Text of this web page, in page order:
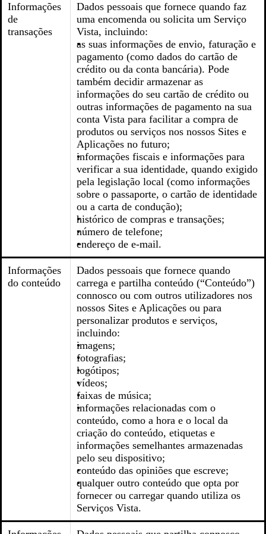
Informações
de
transações
Dados pessoais que fornece quando faz
uma encomenda ou solicita um Serviço
Vista, incluindo:
as suas informações de envio, faturação e
pagamento (como dados do cartão de
crédito ou da conta bancária). Pode
também decidir armazenar as
informações do seu cartão de crédito ou
outras informações de pagamento na sua
conta Vista para facilitar a compra de
produtos ou serviços nos nossos Sites e
Aplicações no futuro;
informações fiscais e informações para
verificar a sua identidade, quando exigido
pela legislação local (como informações
sobre o passaporte, o cartão de identidade
ou a carta de condução);
histórico de compras e transações;
número de telefone;
endereço de e-mail.
Informações
do conteúdo
Dados pessoais que fornece quando
carrega e partilha conteúdo (“Conteúdo”)
connosco ou com outros utilizadores nos
nossos Sites e Aplicações ou para
personalizar produtos e serviços,
incluindo:
imagens;
fotografias;
logótipos;
vídeos;
faixas de música;
informações relacionadas com o
conteúdo, como a hora e o local da
criação do conteúdo, etiquetas e
informações semelhantes armazenadas
pelo seu dispositivo;
conteúdo das opiniões que escreve;
qualquer outro conteúdo que opta por
fornecer ou carregar quando utiliza os
Serviços Vista.